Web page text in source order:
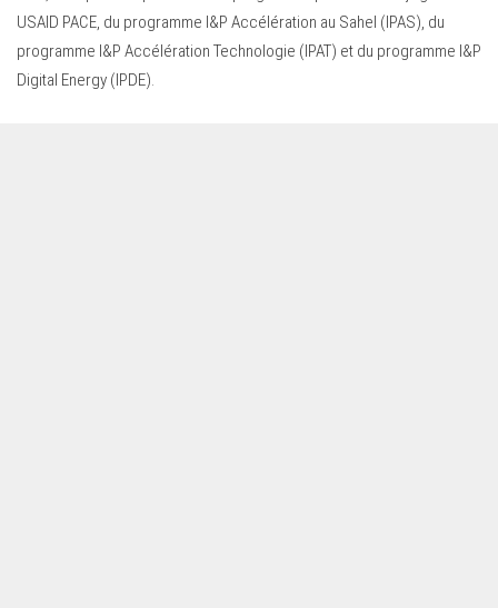
USAID PACE, du programme I&P Accélération au Sahel (IPAS), du
programme I&P Accélération Technologie (IPAT) et du programme I&P
Digital Energy (IPDE).